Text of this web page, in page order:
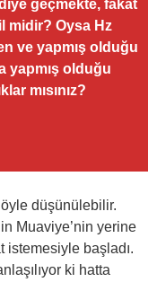
geçmekte, fakat
midir? Oysa Hz
ve yapmış olduğu
yapmış olduğu
mısınız?
düşünülebilir.
Muaviye’nin yerine
istemesiyle başladı.
ki hatta